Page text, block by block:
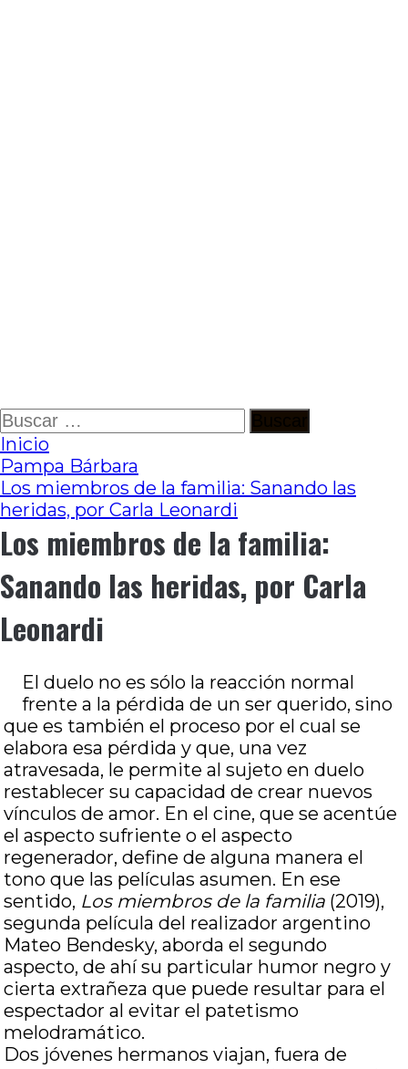
Ir
al
contenido
Buscar:
Inicio
Pampa Bárbara
Los miembros de la familia: Sanando las
heridas, por Carla Leonardi
Los miembros de la familia:
Sanando las heridas, por Carla
Leonardi
El duelo no es sólo la reacción normal
frente a la pérdida de un ser querido, sino
que es también el proceso por el cual se
elabora esa pérdida y que, una vez
atravesada, le permite al sujeto en duelo
restablecer su capacidad de crear nuevos
vínculos de amor. En el cine, que se acentúe
el aspecto sufriente o el aspecto
regenerador, define de alguna manera el
tono que las películas asumen. En ese
sentido, Los miembros de la familia (2019),
segunda película del realizador argentino
Mateo Bendesky, aborda el segundo
aspecto, de ahí su particular humor negro y
cierta extrañeza que puede resultar para el
espectador al evitar el patetismo
melodramático.
Dos jóvenes hermanos viajan, fuera de